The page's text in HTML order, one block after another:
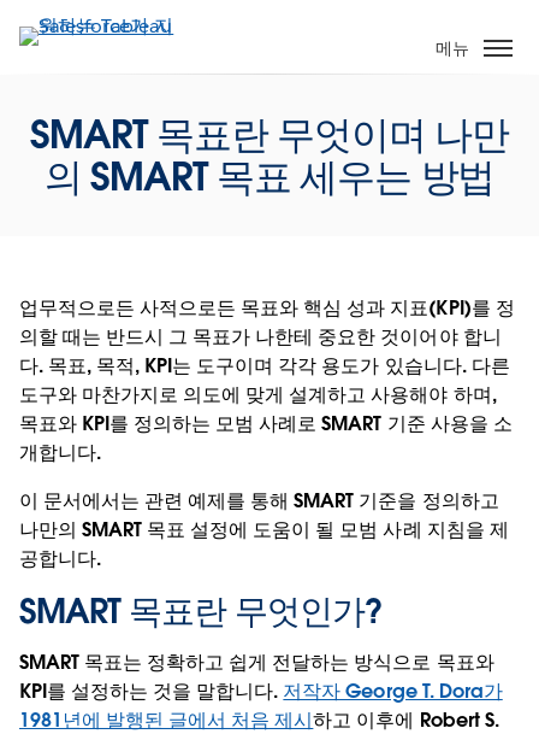
요
메뉴
SMART 목표란 무엇이며 나만
의 SMART 목표 세우는 방법
업무적으로든 사적으로든 목표와 핵심 성과 지표(KPI)를 정
의할 때는 반드시 그 목표가 나한테 중요한 것이어야 합니
다. 목표, 목적, KPI는 도구이며 각각 용도가 있습니다. 다른
도구와 마찬가지로 의도에 맞게 설계하고 사용해야 하며,
목표와 KPI를 정의하는 모범 사례로 SMART 기준 사용을 소
개합니다.
이 문서에서는 관련 예제를 통해 SMART 기준을 정의하고
나만의 SMART 목표 설정에 도움이 될 모범 사례 지침을 제
공합니다.
SMART 목표란 무엇인가?
SMART 목표는 정확하고 쉽게 전달하는 방식으로 목표와
KPI를 설정하는 것을 말합니다. 저작자 George T. Dora가
1981년에 발행된 글에서 처음 제시하고 이후에 Robert S.